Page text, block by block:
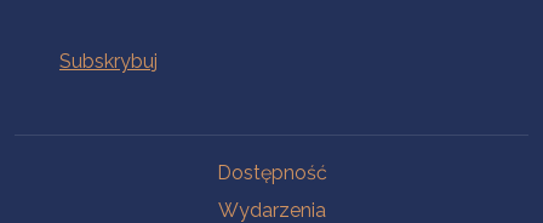
Dostępność
Wydarzenia